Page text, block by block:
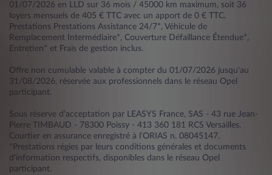
01/07/2026 en LLD sur 36 mois / 45000 km maximum, soit 36
loyers mensuels de 405 € TTC avec un apport de 0 € TTC.
Prestations Prestations Assistance 24/7*, Véhicule de
Remplacement Intermédiaire*, Couverture Défaillance Étendue*,
Entretien* et Frais de gestion inclus.
Offre non cumulable valable à compter du 01/07/2026 jusqu'au
31/08/2026, réservée aux professionnels dans le réseau Opel
participant.
Sous réserve d’acceptation par LEASYS France, SAS - 43 rue Jean-
Pierre TIMBAUD - 78300 Poissy - 413 360 181 RCS Versailles.
Courtier en assurance enregistré à l’ORIAS n. 08045147.
*Prestations régies par leurs conditions générales et documents
d'information respectifs, disponibles dans le réseau Opel
participant.